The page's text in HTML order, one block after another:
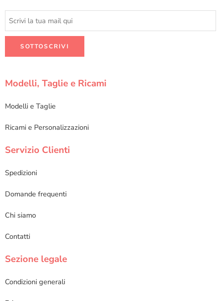
Modelli, Taglie e Ricami
Modelli e Taglie
Ricami e Personalizzazioni
Servizio Clienti
Spedizioni
Domande frequenti
Chi siamo
Contatti
Sezione legale
Condizioni generali